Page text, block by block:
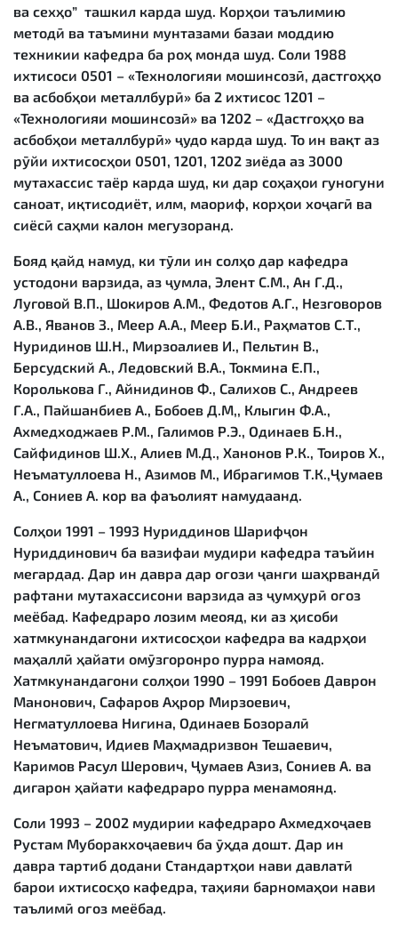
ва сехҳо” ташкил карда шуд. Корҳои таълимию
методӣ ва таъмини мунтазами базаи моддию
техникии кафедра ба роҳ монда шуд. Соли 1988
ихтисоси 0501 – «Технологияи мошинсозӣ, дастгоҳҳо
ва асбобҳои металлбурӣ» ба 2 ихтисос 1201 –
«Технологияи мошинсозӣ» ва 1202 – «Дастгоҳҳо ва
асбобҳои металлбурӣ» ҷудо карда шуд. То ин вақт аз
рӯйи ихтисосҳои 0501, 1201, 1202 зиёда аз 3000
мутахассис таёр карда шуд, ки дар соҳаҳои гуногуни
саноат, иқтисодиёт, илм, маориф, корҳои хоҷагӣ ва
сиёсӣ саҳми калон мегузоранд.
Бояд қайд намуд, ки тӯли ин солҳо дар кафедра
устодони варзида, аз ҷумла, Элент С.М., Ан Г.Д.,
Луговой В.П., Шокиров А.М., Федотов А.Г., Незговоров
А.В., Яванов З., Меер А.А., Меер Б.И., Раҳматов С.Т.,
Нуридинов Ш.Н., Мирзоалиев И., Пельтин В.,
Берсудский А., Ледовский В.А., Токмина Е.П.,
Королькова Г., Айнидинов Ф., Салихов С., Андреев
Г.А., Пайшанбиев А., Бобоев Д.М,, Клыгин Ф.А.,
Ахмедходжаев Р.М., Галимов Р.Э., Одинаев Б.Н.,
Сайфидинов Ш.Х., Алиев М.Д., Ханонов Р.К., Тоиров Х.,
Неъматуллоева Н., Азимов М., Ибрагимов Т.К.,Ҷумаев
А., Сониев А. кор ва фаъолият намудаанд.
Солҳои 1991 – 1993 Нуриддинов Шарифҷон
Нуриддинович ба вазифаи мудири кафедра таъйин
мегардад. Дар ин давра дар оғози ҷанги шаҳрвандӣ
рафтани мутахассисони варзида аз ҷумҳурӣ оғоз
меёбад. Кафедраро лозим меояд, ки аз ҳисоби
хатмкунандагони ихтисосҳои кафедра ва кадрҳои
маҳаллӣ ҳайати омӯзгоронро пурра намояд.
Хатмкунандагони солҳои 1990 – 1991 Бобоев Даврон
Манонович, Сафаров Аҳрор Мирзоевич,
Негматуллоева Нигина, Одинаев Бозоралӣ
Неъматович, Идиев Маҳмадризвон Тешаевич,
Каримов Расул Шерович, Ҷумаев Азиз, Сониев А. ва
дигарон ҳайати кафедраро пурра менамоянд.
Соли 1993 – 2002 мудирии кафедраро Ахмедхоҷаев
Рустам Муборакхоҷаевич ба ӯҳда дошт. Дар ин
давра тартиб додани Стандартҳои нави давлатӣ
барои ихтисосҳо кафедра, таҳияи барномаҳои нави
таълимӣ оғоз меёбад.